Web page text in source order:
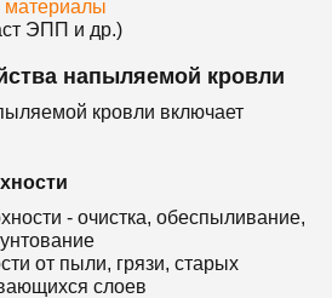
ЭПП и др.)
напыляемой кровли
кровли включает
- очистка, обеспыливание,
от пыли, грязи, старых
слоев